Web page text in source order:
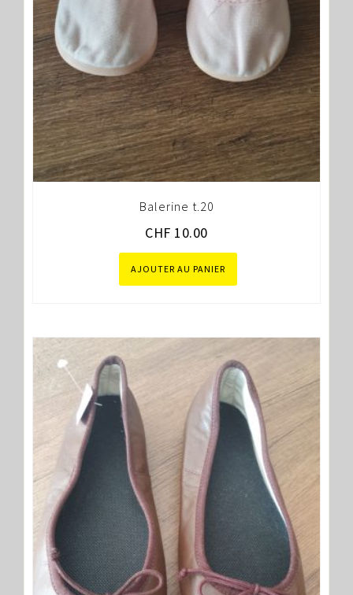
Balerine t.20
CHF 10.00
AJOUTER AU PANIER